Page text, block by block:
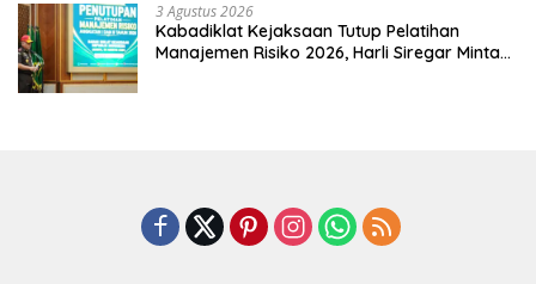
3 Agustus 2026
Kabadiklat Kejaksaan Tutup Pelatihan
Manajemen Risiko 2026, Harli Siregar Minta